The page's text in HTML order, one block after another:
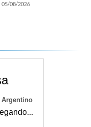
05/08/2026
Argentino